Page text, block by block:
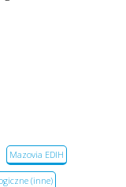
Mazovia EDIH
(inne)